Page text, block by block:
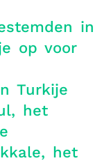
in
op voor
Turkije
het
het